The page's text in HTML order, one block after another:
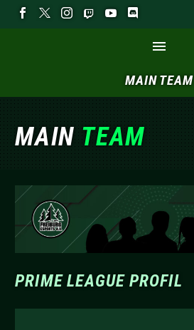
MAINTEAM
MAINTEAM
PRIME LEAGUE PROFIL